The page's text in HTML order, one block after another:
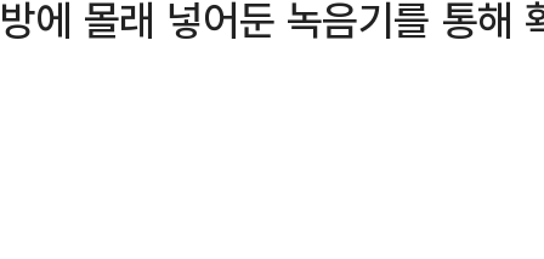
방에 몰래 넣어둔 녹음기를 통해